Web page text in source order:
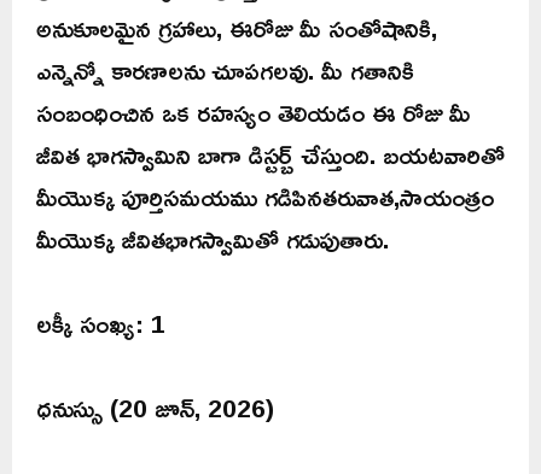
అనుకూలమైన గ్రహాలు, ఈరోజు మీ సంతోషానికి,
ఎన్నెన్నో కారణాలను చూపగలవు. మీ గతానికి
సంబంధించిన ఒక రహస్యం తెలియడం ఈ రోజు మీ
జీవిత భాగస్వామిని బాగా డిస్టర్బ్ చేస్తుంది. బయటవారితో
మీయొక్క పూర్తిసమయము గడిపినతరువాత,సాయంత్రం
మీయొక్క జీవితభాగస్వామితో గడుపుతారు.
లక్కీ సంఖ్య: 1
ధనుస్సు (20 జూన్, 2026)